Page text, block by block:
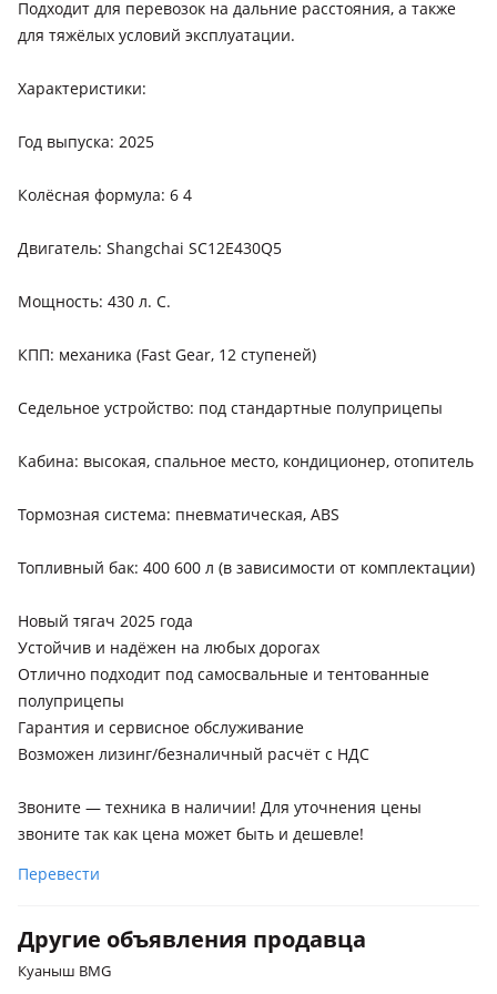
Подходит для перевозок на дальние расстояния, а также
для тяжёлых условий эксплуатации.
Характеристики:
Год выпуска: 2025
Колёсная формула: 6 4
Двигатель: Shangchai SC12E430Q5
Мощность: 430 л. С.
КПП: механика (Fast Gear, 12 ступеней)
Седельное устройство: под стандартные полуприцепы
Кабина: высокая, спальное место, кондиционер, отопитель
Тормозная система: пневматическая, ABS
Топливный бак: 400 600 л (в зависимости от комплектации)
Новый тягач 2025 года
Устойчив и надёжен на любых дорогах
Отлично подходит под самосвальные и тентованные
полуприцепы
Гарантия и сервисное обслуживание
Возможен лизинг/безналичный расчёт с НДС
Звоните — техника в наличии! Для уточнения цены
звоните так как цена может быть и дешевле!
Перевести
Другие объявления продавца
Куаныш BMG